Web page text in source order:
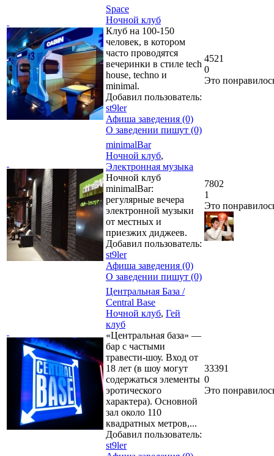
Space
Ночной клуб
Клуб на 100-150
человек, в котором
часто проводятся
вечеринки в стиле tech
house, techno и
minimal.
Добавил пользователь:
st9ler
Афиша заведения (0)
О заведении пишут (0)
4521
0
Это
minimalBar
Ночной клуб,
Электронная музыка
Ночной клуб
minimalBar:
регулярные вечера
электронной музыки
от местных и
приезжих диджеев.
Добавил пользователь:
st9ler
Афиша заведения (0)
О заведении пишут (0)
7802
1
Это
Центральная База /
Central Base
Ночной клуб, Гей
клуб
«Центральная база» —
бар с частыми
травести-шоу. Вход от
18 лет (в шоу могут
содержаться элементы
эротического
характера). Основной
зал около 110
квадратных метров,...
Добавил пользователь:
st9ler
33391
0
Это